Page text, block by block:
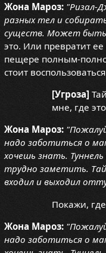
Жона Мароз: "Ризал-
разных тел и
существ. Может
это. Или превратит
пещере полным-
стоит
[Угроза]
мне, где
Жона Мароз:
надо заботиться о
хочешь знать.
трудно заметить.
входил и выходил
Покажи,
Жона Мароз:
надо заботиться о